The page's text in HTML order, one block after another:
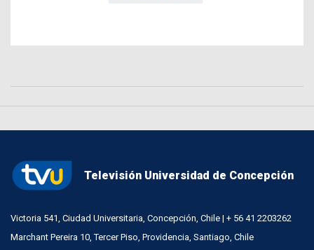
Televisión Universidad de Concepción
Victoria 541, Ciudad Universitaria, Concepción, Chile | + 56 41 2203262
Marchant Pereira 10, Tercer Piso, Providencia, Santiago, Chile